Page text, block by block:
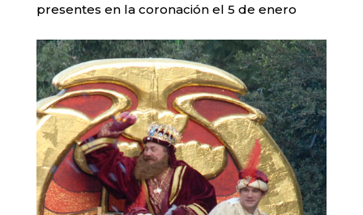
presentes en la coronación el 5 de enero